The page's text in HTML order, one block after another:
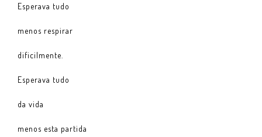
Esperava tudo
menos respirar
dificilmente.
Esperava tudo
da vida
menos esta partida